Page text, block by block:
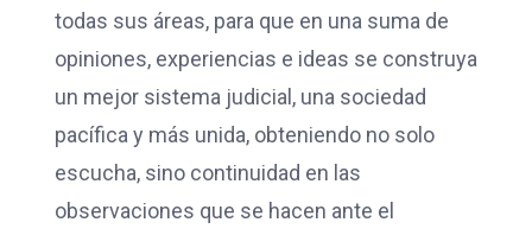
todas sus áreas, para que en una suma de
opiniones, experiencias e ideas se construya
un mejor sistema judicial, una sociedad
pacífica y más unida, obteniendo no solo
escucha, sino continuidad en las
observaciones que se hacen ante el